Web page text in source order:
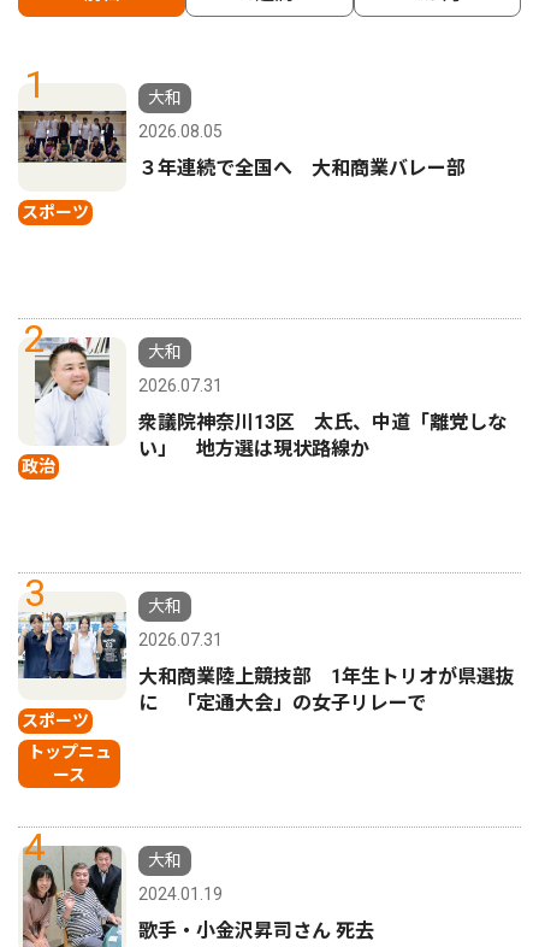
1
スポーツ
大和
2026.08.05
３年連続で全国へ 大和商業バレー部
2
政治
大和
2026.07.31
衆議院神奈川13区 太氏、中道「離党しな
い」 地方選は現状路線か
3
スポーツ
トップニュ
ース
大和
2026.07.31
大和商業陸上競技部 1年生トリオが県選抜
に 「定通大会」の女子リレーで
4
大和
2024.01.19
歌手・小金沢昇司さん 死去